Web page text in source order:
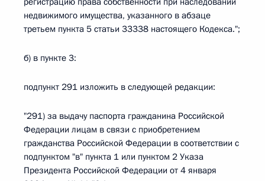
недвижимого имущества, указанного в абзаце
третьем пункта 5 статьи 33338 настоящего Кодекса.";
б) в пункте 3:
подпункт 291 изложить в следующей редакции:
"291) за выдачу паспорта гражданина Российской
Федерации лицам в связи с приобретением
гражданства Российской Федерации в соответствии с
подпунктом "в" пункта 1 или пунктом 2 Указа
Президента Российской Федерации от 4 января